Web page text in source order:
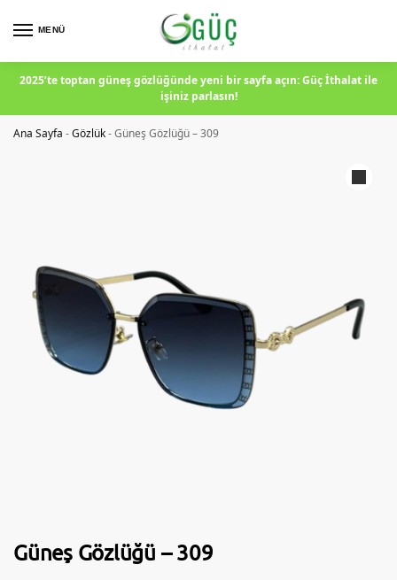
MENÜ
2025’te toptan güneş gözlüğünde yeni bir sayfa açın: Güç İthalat ile
işiniz parlasın!
Ana Sayfa -Gözlük-Güneş Gözlüğü – 309
Güneş Gözlüğü – 309